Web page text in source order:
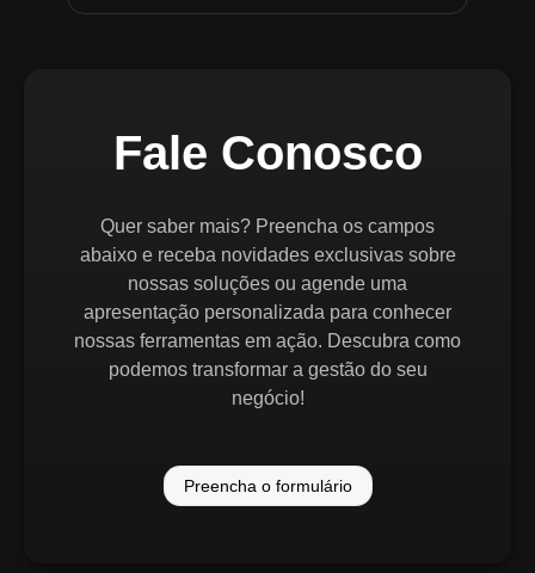
Fale Conosco
Quer saber mais? Preencha os campos
abaixo e receba novidades exclusivas sobre
nossas soluções ou agende uma
apresentação personalizada para conhecer
nossas ferramentas em ação. Descubra como
podemos transformar a gestão do seu
negócio!
Preencha o formulário